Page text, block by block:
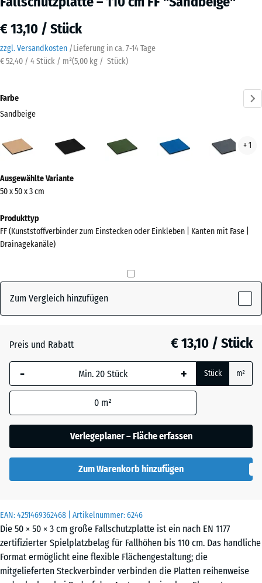
€ 13,10 / Stück
zzgl. Versandkosten /Lieferung in ca. 7-14 Tage
€ 52,40 / 4 Stück / m²(5,00 kg / Stück)
EAN:4251469362468 | Artikelnummer:6246
Die 50 × 50 × 3 cm große Fallschutzplatte ist ein nach EN 1177
zertifizierter Spielplatzbelag für Fallhöhen bis 110 cm. Das handliche
Format ermöglicht eine flexible Flächengestaltung; die
mitgelieferten Steckverbinder verbinden die Platten reihenweise
Farbe
Sandbeige
(active)
+ 1
Informationen
zu
Farben?
Farbpalette
(active)
Grasgrün - € 2,20
Himmelblau - € 0,40
Schiefergrau - € 0,40
Ausgewählte Variante
50 x 50 x 3 cm
Produkttyp
FF (Kunststoffverbinder zum Einstecken oder Einkleben | Kanten mit Fase |
Drainagekanäle)
Zum Vergleich hinzufügen
Preis und Rabatt € 13,10 / Stück
- + Stück m²
0 m²
Verlegeplaner – Fläche erfassen
Zum Warenkorb hinzufügen